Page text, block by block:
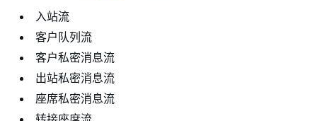
入站流
客户队列流
客户私密消息流
出站私密消息流
座席私密消息流